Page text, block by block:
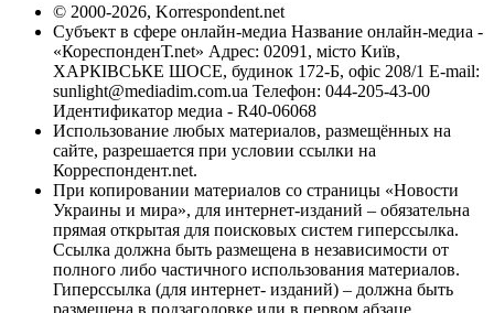
© 2000-2026, Korrespondent.net
Субъект в сфере онлайн-медиа Название онлайн-медиа -
«КореспонденТ.net» Адрес: 02091, місто Київ,
ХАРКІВСЬКЕ ШОСЕ, будинок 172-Б, офіс 208/1 E-mail:
sunlight@mediadim.com.ua Телефон: 044-205-43-00
Идентификатор медиа - R40-06068
Использование любых материалов, размещённых на
сайте, разрешается при условии ссылки на
Корреспондент.net.
При копировании материалов со страницы «Новости
Украины и мира», для интернет-изданий – обязательна
прямая открытая для поисковых систем гиперссылка.
Ссылка должна быть размещена в независимости от
полного либо частичного использования материалов.
Гиперссылка (для интернет- изданий) – должна быть
размещена в подзаголовке или в первом абзаце